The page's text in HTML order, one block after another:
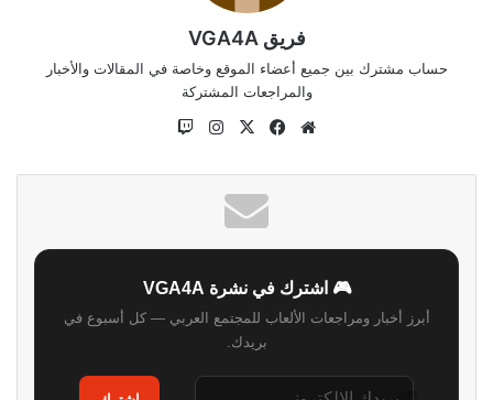
فريق VGA4A
حساب مشترك بين جميع أعضاء الموقع وخاصة في المقالات والأخبار
والمراجعات المشتركة
موقع
فيسبوك
‫X انستقرام
🎮 اشترك في نشرة VGA4A
أبرز أخبار ومراجعات الألعاب للمجتمع العربي — كل أسبوع في
بريدك.